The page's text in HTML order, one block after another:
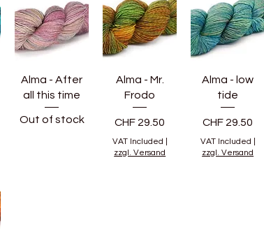
Alma - After
all this time
Out of stock
Alma - Mr.
Frodo
Price
CHF 29.50
VAT Included
zzgl. Versand
Alma - low
tide
Price
CHF 29.50
VAT Included
zzgl. Versand